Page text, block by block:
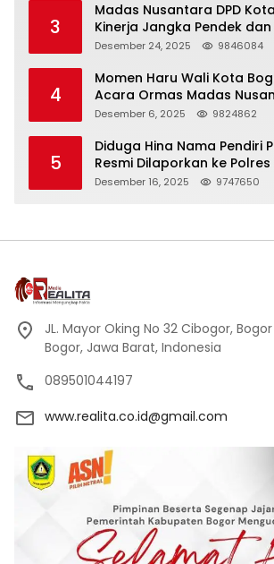
3
Madas Nusantara DPD
Kinerja Jangka Pendek
Panjang
Desember 24, 2025 9846084
4
Momen Haru Wali Kota
Acara Ormas Madas
Peci Hitam Tinggi sebagai
Desember 6, 2025 9824862
5
Diduga Hina Nama Pendiri
Resmi Dilaporkan ke
Desember 16, 2025 9747650
JL. Mayor Oking No 32 Cibogor,
Bogor, Jawa Barat, Indonesia
089501044197
www.realita.co.id@gmail.com